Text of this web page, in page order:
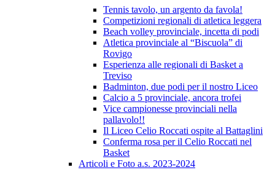
Tennis tavolo, un argento da favola!
Competizioni regionali di atletica leggera
Beach volley provinciale, incetta di podi
Atletica provinciale al “Biscuola” di
Rovigo
Esperienza alle regionali di Basket a
Treviso
Badminton, due podi per il nostro Liceo
Calcio a 5 provinciale, ancora trofei
Vice campionesse provinciali nella
pallavolo!!
Il Liceo Celio Roccati ospite al Battaglini
Conferma rosa per il Celio Roccati nel
Basket
Articoli e Foto a.s. 2023-2024